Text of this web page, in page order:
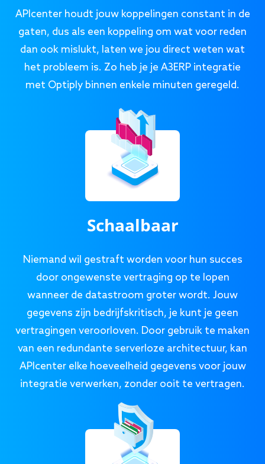
APIcenter houdt jouw koppelingen constant in de
gaten, dus als een koppeling om wat voor reden
dan ook mislukt, laten we jou direct weten wat
het probleem is. Zo heb je je A3ERP integratie
met Optiply binnen enkele minuten geregeld.
Schaalbaar
Niemand wil gestraft worden voor hun succes
door ongewenste vertraging op te lopen
wanneer de datastroom groter wordt. Jouw
gegevens zijn bedrijfskritisch, je kunt je geen
vertragingen veroorloven. Door gebruik te maken
van een redundante serverloze architectuur, kan
APIcenter elke hoeveelheid gegevens voor jouw
integratie verwerken, zonder ooit te vertragen.